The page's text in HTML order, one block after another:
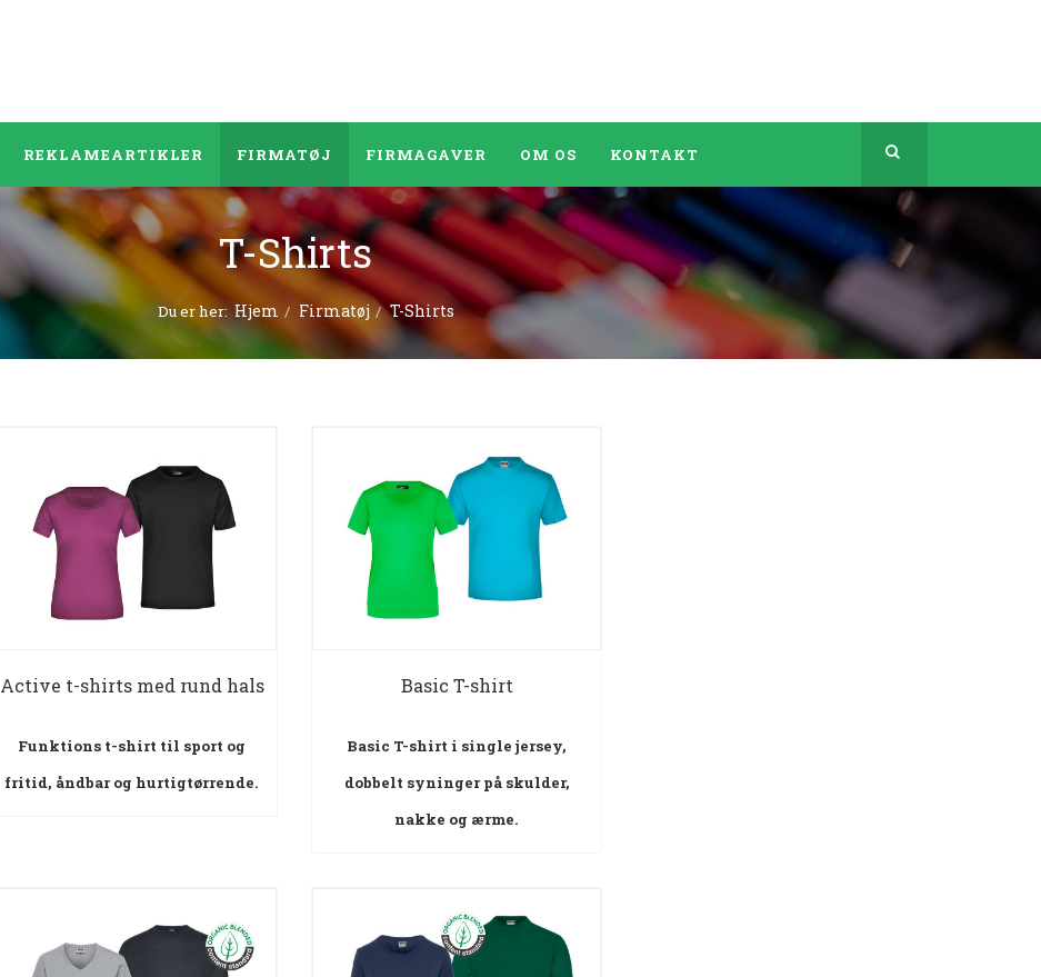
REKLAMEARTIKLER FIRMATØJ FIRMAGAVER OM OS KONTAKT
T-Shirts
Du er her:Hjem Firmatøj T-Shirts
Active t-shirts med rund hals
Funktions t-shirt til sport og
fritid, åndbar og hurtigtørrende.
Basic T-shirt
Basic T-shirt i single jersey,
dobbelt syninger på skulder,
nakke og ærme.